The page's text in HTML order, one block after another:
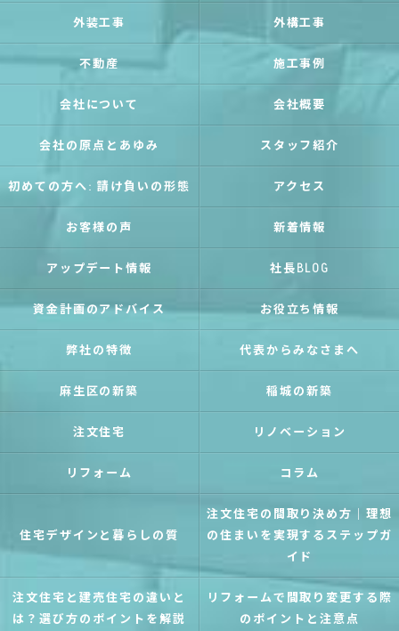
外装工事 外構工事
不動産 施工事例
会社について 会社概要
会社の原点とあゆみ スタッフ紹介
初めての方へ: 請け負いの形態 アクセス
お客様の声 新着情報
アップデート情報 社長BLOG
資金計画のアドバイス お役立ち情報
弊社の特徴 代表からみなさまへ
麻生区の新築 稲城の新築
注文住宅 リノベーション
リフォーム コラム
住宅デザインと暮らしの質
注文住宅の間取り決め方｜理想
の住まいを実現するステップガ
イド
注文住宅と建売住宅の違いと
は？選び方のポイントを解説
リフォームで間取り変更する際
のポイントと注意点